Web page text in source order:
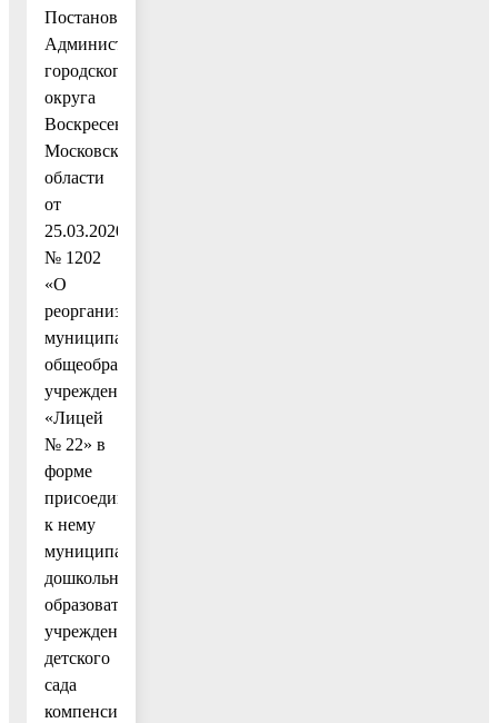
Постановлением
Администрации
городского
округа
Воскресенск
Московской
области
от
25.03.2020
№ 1202
«О
реорганизации
муниципального
общеобразовательного
учреждения
«Лицей
№ 22» в
форме
присоединения
к нему
муниципального
дошкольного
образовательного
учреждения
детского
сада
компенсирующего